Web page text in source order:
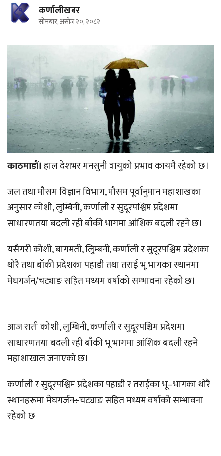
कर्णालीखबर
सोमबार, असोज २०, २०८२
काठमाडौं।हाल देशभर मनसुनी वायुको प्रभाव कायमै रहेको छ।
जल तथा मौसम विज्ञान विभाग, मौसम पूर्वानुमान महाशाखका
अनुसार कोशी, लुम्बिनी, कर्णाली र सुदूरपश्चिम प्रदेशमा
साधारणतया बदली रही बाँकी भागमा आंशिक बदली रहने छ।
यसैगरी कोशी, बागमती, लुिम्बनी, कर्णाली र सुदूरपश्चिम प्रदेशका
थोरै तथा बाँकी प्रदेशका पहाडी तथा तराई भू भागका स्थानमा
मेघगर्जन/चट्याङ सहित मध्यम वर्षाको सम्भावना रहेको छ।
आज राती कोशी, लुम्बिनी, कर्णाली र सुदूरपश्चिम प्रदेशमा
साधारणतया बदली रही बाँकी भू भागमा आंशिक बदली रहने
महाशाखाल जनाएको छ।
कर्णाली र सुदूरपश्चिम प्रदेशका पहाडी र तराईका भू–भागका थोरै
स्थानहरूमा मेघगर्जन÷चट्याङ सहित मध्यम वर्षाको सम्भावना
रहेको छ।